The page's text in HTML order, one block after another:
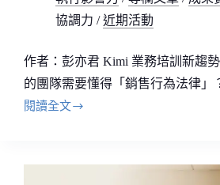
協調力 /近期活動
作者：彭亦君 Kimi 業務培訓新趨
的團隊需要懂得「銷售行為法律
閱讀全文